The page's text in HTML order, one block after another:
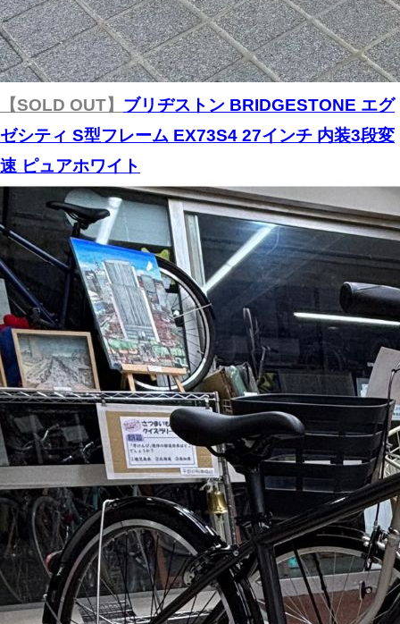
【SOLD OUT】 ブリヂストン BRIDGESTONE エグ
ゼシティ S型フレーム EX73S4 27インチ 内装3段変
速 ピュアホワイト